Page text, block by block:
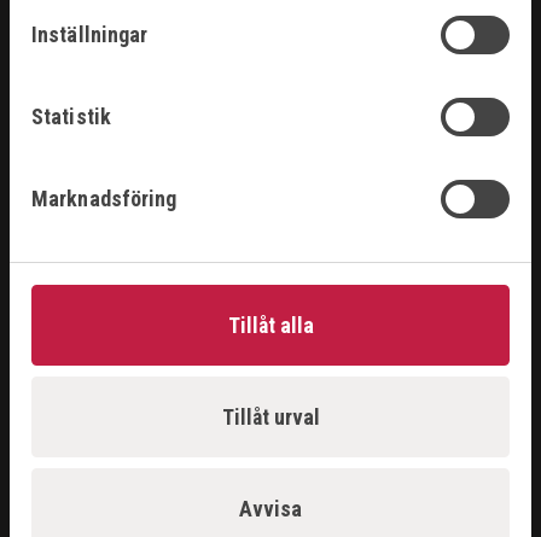
Inställningar
Statistik
Marknadsföring
Tillåt alla
Tillåt urval
Avvisa
LOGGA IN
KONTAKT
IN ENGLISH